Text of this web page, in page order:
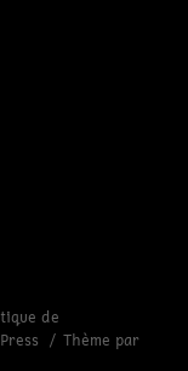
de
Thème par